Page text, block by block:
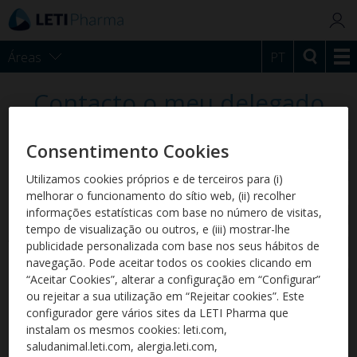
Áreas PT
Contacto o meu delegado
eletrónico*
Cidade*
Telefone*
Mensagem *
Consentimento Cookies
Utilizamos cookies próprios e de terceiros para (i)
melhorar o funcionamento do sítio web, (ii) recolher
informações estatísticas com base no número de visitas,
tempo de visualização ou outros, e (iii) mostrar-lhe
publicidade personalizada com base nos seus hábitos de
navegação. Pode aceitar todos os cookies clicando em
“Aceitar Cookies”, alterar a configuração em “Configurar”
ou rejeitar a sua utilização em “Rejeitar cookies”. Este
configurador gere vários sites da LETI Pharma que
instalam os mesmos cookies: leti.com,
saludanimal.leti.com, alergia.leti.com,